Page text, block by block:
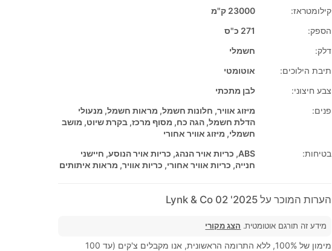
קילומטראז:
23000 ק"מ
הספק:
271 כ"ס
דלק:
חשמלי
תיבת הילוכים:
אוטומטי
צבע חיצוני:
לבן מתכתי
פנים:
מיזוג אוויר, חלונות חשמל, מראות חשמל, מנעולי
הדלת חשמל, הגה כח, מסוף מרכז, בקרת שיוט, מושב
חשמלי, מיזוג אוויר אחורי
בטיחות:
ABS, כריות אויר הנהג, כריות אויר הנוסע, חיישני
חנייה, כריות אוויר אחורי, כריות אוויר, מראות איתותים
הערות המוכר על 2025' Lynk & Co 02
מידע זה תורגם אוטומטית. הצג מקורי
מימון של 100%, ללא התרומה הראשונית, אנו מקבלים צ'קים (עד 100